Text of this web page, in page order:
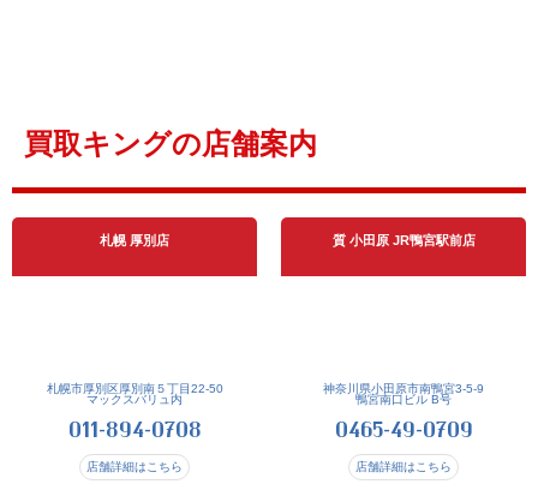
買取キングの店舗案内
札幌 厚別店
札幌市厚別区厚別南５丁目22-50
マックスバリュ内
011-894-0708
店舗詳細はこちら
質 小田原 JR鴨宮駅前店
神奈川県小田原市南鴨宮3-5-9
鴨宮南口ビル B号
0465-49-0709
店舗詳細はこちら